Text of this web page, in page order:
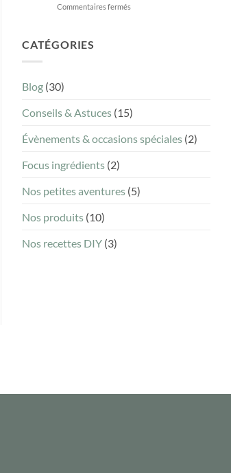
naturel
INCI
Commentaires fermés
hiver
CATÉGORIES
Blog (30)
Conseils & Astuces (15)
Évènements & occasions spéciales (2)
Focus ingrédients (2)
Nos petites aventures (5)
Nos produits (10)
Nos recettes DIY (3)